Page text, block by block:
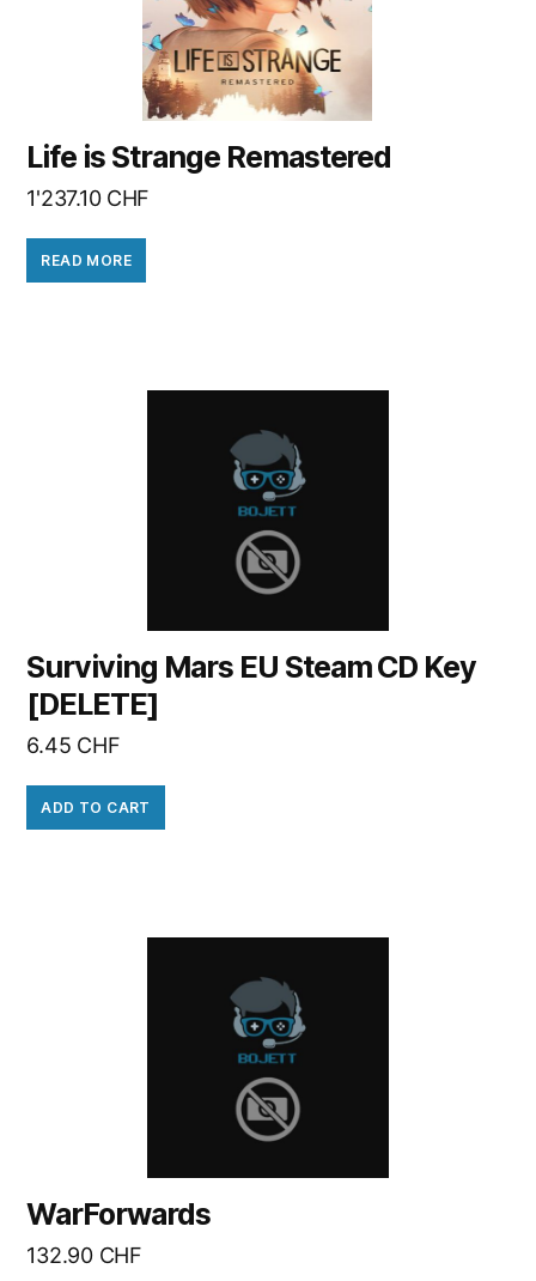
Life is Strange Remastered
1'237.10 CHF
READ MORE
Surviving Mars EU Steam CD Key
[DELETE]
6.45 CHF
ADD TO CART
WarForwards
132.90 CHF